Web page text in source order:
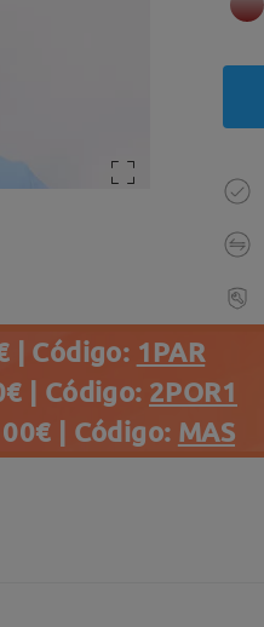
| Código: 1PAR
| Código: 2POR1
| Código: MAS